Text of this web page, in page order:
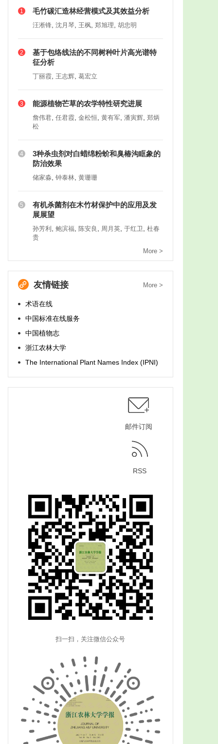
1 毛竹碳汇造林经营模式及其效益分析
汪淅锋, 沈月琴, 王枫, 郑旭理, 胡忠明
2
基于包络线法的不同树种叶片高光谱特
征分析
丁丽霞, 王志辉, 葛宏立
3 能源植物芒草的农学特性研究进展
詹伟君, 任君霞, 金松恒, 黄有军, 潘寅辉, 郑炳
松
4
3种杀虫剂对白蜡绵粉蚧和臭椿沟眶象的
防治效果
储家淼, 钟泰林, 黄珊珊
5
有机杀菌剂在木竹材保护中的应用及发
展展望
孙芳利 , 鲍滨福, 陈安良 , 周月英, 于红卫, 杜春
贵
More >
友情链接 More >
术语在线
中国标准在线服务
中国植物志
浙江农林大学
The International Plant Names Index (IPNI)
邮件订阅
RSS
扫一扫，关注微信公众号